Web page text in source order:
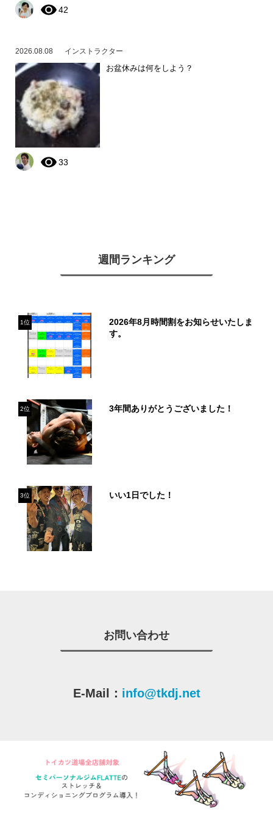
42
2026.08.08 インストラクター
お盆休みは何をしよう？
33
週間ランキング
1位
2026年8月時間割をお知らせいたしま
す。
2位 3年間ありがとうございました！
3位 いい1日でした！
お問い合わせ
E-Mail： info@tkdj.net